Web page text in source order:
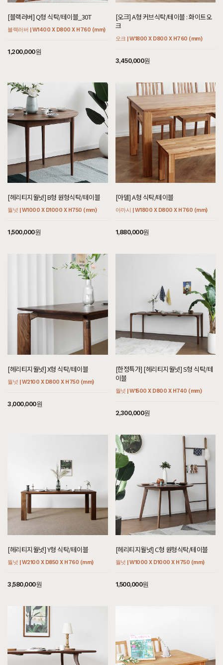
[블랙러버] Q형 식탁/테이블_30T
블랙러버 | W1400 X D800 X H760 (mm)
1,200,000원
[오크] A형 커브식탁/테이블 : 화이트오
크
오크 | W1800 X D800 X H760 (mm)
3,450,000원
[헤리티지월넛] B형 원형식탁/테이블
월넛 | W1000 X D1000 X H750 (mm)
1,500,000원
[아델] A형 식탁/테이블
아까시 | W1800 X D800 X H760 (mm)
1,880,000원
[헤리티지월넛] X형 식탁/테이블
월넛 | W2100 X D800 X H750 (mm)
3,000,000원
[한정특가] [헤리티지월넛] S형 식탁/테
이블
월넛 | W1500 X D800 X H740 (mm)
2,300,000원
[헤리티지월넛] Y형 식탁/테이블
월넛 | W2100 X D850 X H760 (mm)
3,580,000원
[헤리티지월넛] C형 원형식탁/테이블
월넛 | W1000 X D1000 X H750 (mm)
1,500,000원